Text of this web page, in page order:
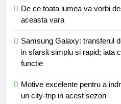
De ce toata lumea va vorbi
aceasta vara
Samsung Galaxy: transferul
in sfarsit simplu si rapid; iata
functie
Motive excelente pentru a
un city-trip in acest sezon